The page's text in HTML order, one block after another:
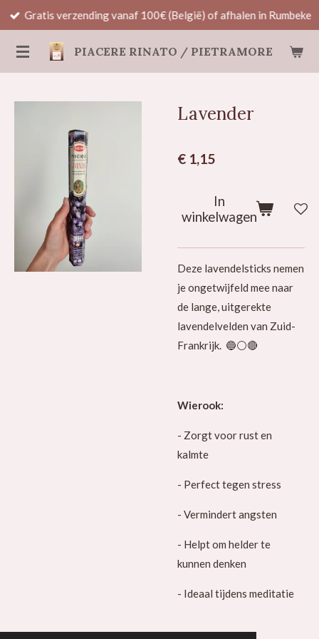
Ga
naar
de
PIACERE RINATO / PIETRAMORE
Gratis verzending vanaf 100€ (België) of afhalen in Rumbeke
Lavender
€ 1,15
In
winkelwagen
Deze lavendelsticks nemen
je ongetwijfeld mee naar
de lange, uitgerekte
lavendelvelden van Zuid-
Frankrijk. 🔵⚪️🔴
Wierook:
- Zorgt voor rust en
kalmte
- Perfect tegen stress
- Vermindert angsten
- Helpt om helder te
kunnen denken
- Ideaal tijdens meditatie